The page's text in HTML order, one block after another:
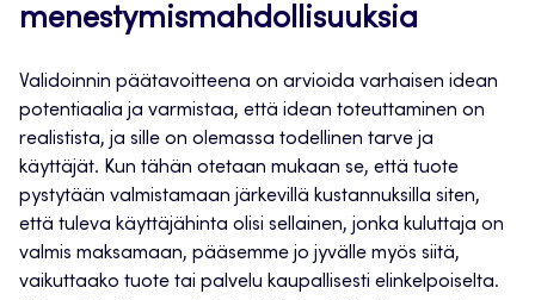
menestymismahdollisuuksia
Validoinnin päätavoitteena on arvioida varhaisen idean
potentiaalia ja varmistaa, että idean toteuttaminen on
realistista, ja sille on olemassa todellinen tarve ja
käyttäjät. Kun tähän otetaan mukaan se, että tuote
pystytään valmistamaan järkevillä kustannuksilla siten,
että tuleva käyttäjähinta olisi sellainen, jonka kuluttaja on
valmis maksamaan, pääsemme jo jyvälle myös siitä,
vaikuttaako tuote tai palvelu kaupallisesti elinkelpoiselta.